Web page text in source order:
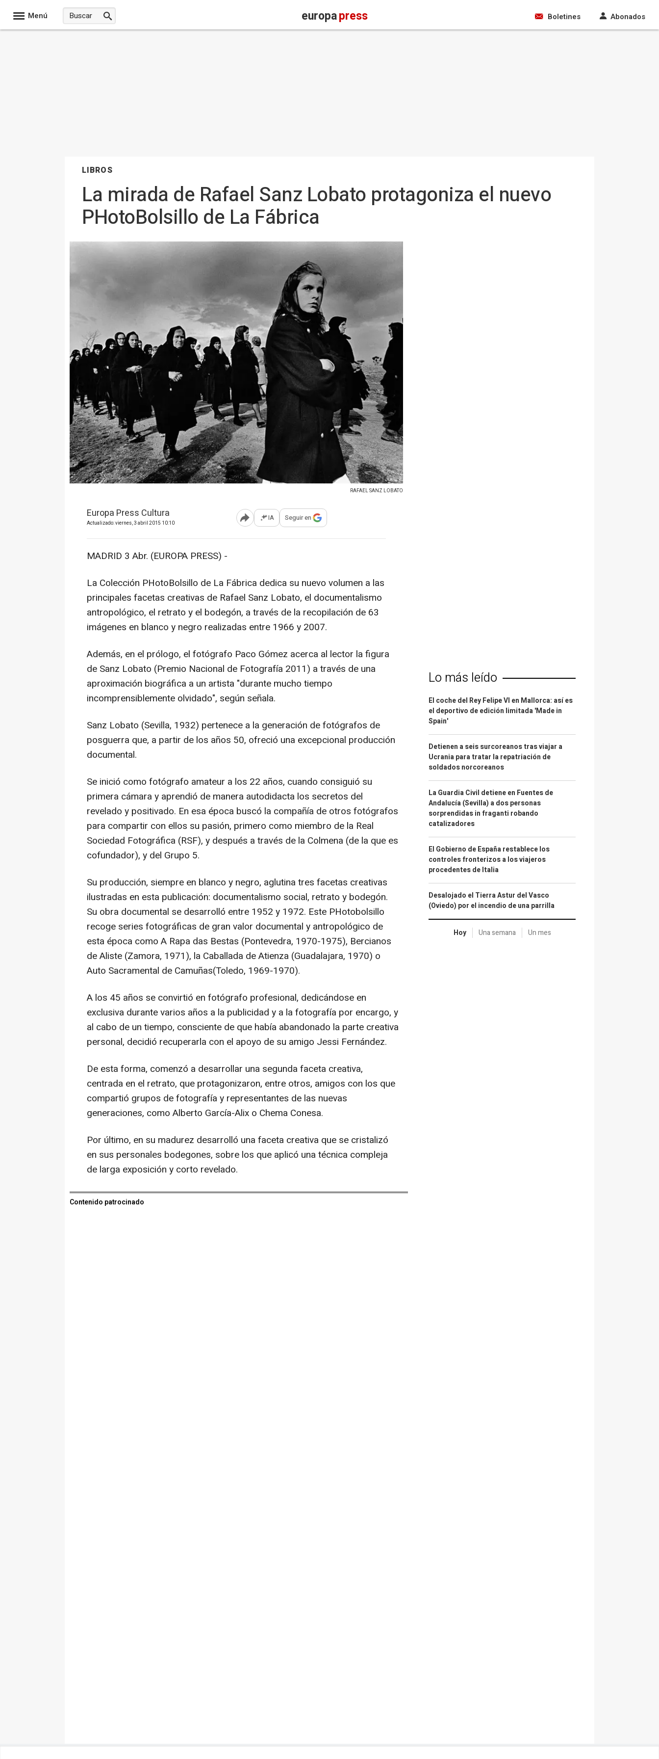
Menú europapress Boletines Abonados
LIBROS
La mirada de Rafael Sanz Lobato protagoniza el nuevo
PHotoBolsillo de La Fábrica
RAFAEL SANZ LOBATO
Europa Press Cultura
Actualizado: viernes, 3 abril 2015 10:10 Abrir opciones para compartir
IA Seguir en
MADRID 3 Abr. (EUROPA PRESS) -
La Colección PHotoBolsillo de La Fábrica dedica su nuevo volumen a las
principales facetas creativas de Rafael Sanz Lobato, el documentalismo
antropológico, el retrato y el bodegón, a través de la recopilación de 63
imágenes en blanco y negro realizadas entre 1966 y 2007.
Además, en el prólogo, el fotógrafo Paco Gómez acerca al lector la figura
de Sanz Lobato (Premio Nacional de Fotografía 2011) a través de una
aproximación biográfica a un artista "durante mucho tiempo
incomprensiblemente olvidado", según señala.
Sanz Lobato (Sevilla, 1932) pertenece a la generación de fotógrafos de
posguerra que, a partir de los años 50, ofreció una excepcional producción
documental.
Se inició como fotógrafo amateur a los 22 años, cuando consiguió su
primera cámara y aprendió de manera autodidacta los secretos del
revelado y positivado. En esa época buscó la compañía de otros fotógrafos
para compartir con ellos su pasión, primero como miembro de la Real
Sociedad Fotográfica (RSF), y después a través de la Colmena (de la que es
cofundador), y del Grupo 5.
Su producción, siempre en blanco y negro, aglutina tres facetas creativas
ilustradas en esta publicación: documentalismo social, retrato y bodegón.
Su obra documental se desarrolló entre 1952 y 1972. Este PHotobolsillo
recoge series fotográficas de gran valor documental y antropológico de
esta época como A Rapa das Bestas (Pontevedra, 1970-1975), Bercianos
de Aliste (Zamora, 1971), la Caballada de Atienza (Guadalajara, 1970) o
Auto Sacramental de Camuñas(Toledo, 1969-1970).
A los 45 años se convirtió en fotógrafo profesional, dedicándose en
exclusiva durante varios años a la publicidad y a la fotografía por encargo, y
al cabo de un tiempo, consciente de que había abandonado la parte creativa
personal, decidió recuperarla con el apoyo de su amigo Jessi Fernández.
De esta forma, comenzó a desarrollar una segunda faceta creativa,
centrada en el retrato, que protagonizaron, entre otros, amigos con los que
compartió grupos de fotografía y representantes de las nuevas
generaciones, como Alberto García-Alix o Chema Conesa.
Por último, en su madurez desarrolló una faceta creativa que se cristalizó
en sus personales bodegones, sobre los que aplicó una técnica compleja
de larga exposición y corto revelado.
Contenido patrocinado
Lo más leído
El coche del Rey Felipe VI en Mallorca: así es
el deportivo de edición limitada 'Made in
Spain'
Detienen a seis surcoreanos tras viajar a
Ucrania para tratar la repatriación de
soldados norcoreanos
La Guardia Civil detiene en Fuentes de
Andalucía (Sevilla) a dos personas
sorprendidas in fraganti robando
catalizadores
El Gobierno de España restablece los
controles fronterizos a los viajeros
procedentes de Italia
Desalojado el Tierra Astur del Vasco
(Oviedo) por el incendio de una parrilla
Hoy Una semana Un mes